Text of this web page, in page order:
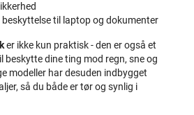
til laptop og dokumenter
er ikke kun praktisk - den er også et
beskytte dine ting mod regn, sne og
modeller har desuden indbygget
så du både er tør og synlig i